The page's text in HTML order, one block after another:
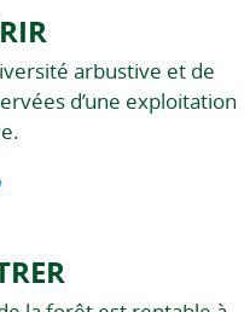
arbustive et de
d’une exploitation